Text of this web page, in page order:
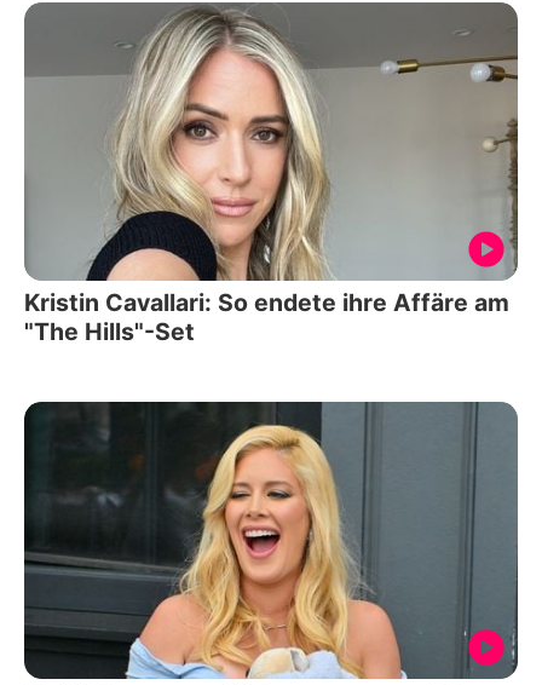
Kristin Cavallari: So endete ihre Affäre am
"The Hills"-Set